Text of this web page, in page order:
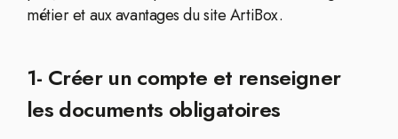
métier et aux avantages du site ArtiBox.
1- Créer un compte et renseigner
les documents obligatoires